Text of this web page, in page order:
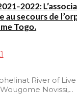
2022:
au secours de
Togo.
River of
Novissi,...